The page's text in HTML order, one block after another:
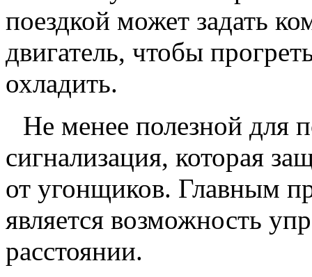
поездкой может задать
двигатель, чтобы
охладить.
Не менее полезной для
сигнализация, которая
от угонщиков. Главным
является возможность
расстоянии.